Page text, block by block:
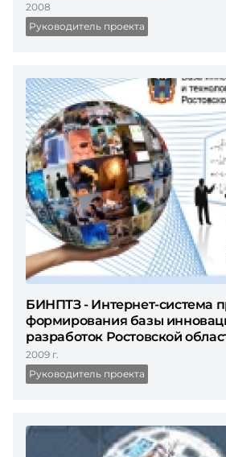
2008
Руководитель проекта
БИНПТЗ - Интернет-система
формирования базы
разработок Ростовской
2009 г.
Руководитель проекта